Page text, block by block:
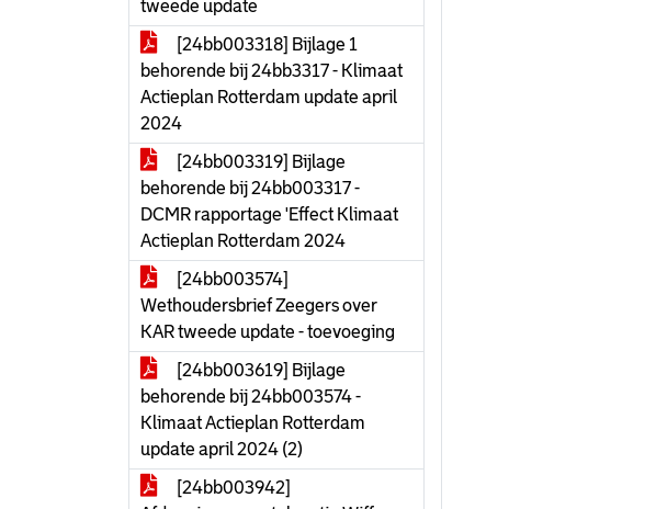
tweede update
[24bb003318] Bijlage 1
behorende bij 24bb3317 - Klimaat
Actieplan Rotterdam update april
2024
[24bb003319] Bijlage
behorende bij 24bb003317 -
DCMR rapportage 'Effect Klimaat
Actieplan Rotterdam 2024
[24bb003574]
Wethoudersbrief Zeegers over
KAR tweede update - toevoeging
[24bb003619] Bijlage
behorende bij 24bb003574 -
Klimaat Actieplan Rotterdam
update april 2024 (2)
[24bb003942]